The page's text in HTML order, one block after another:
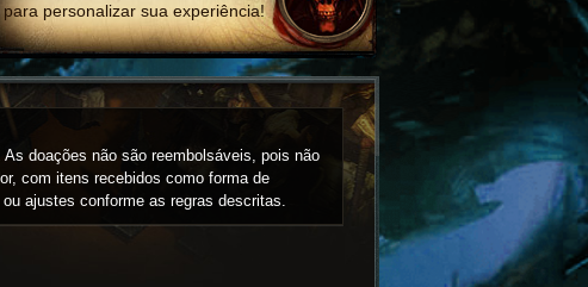
para personalizar sua experiência!
As doações não são reembolsáveis, pois não
com itens recebidos como forma de
ajustes conforme as regras descritas.